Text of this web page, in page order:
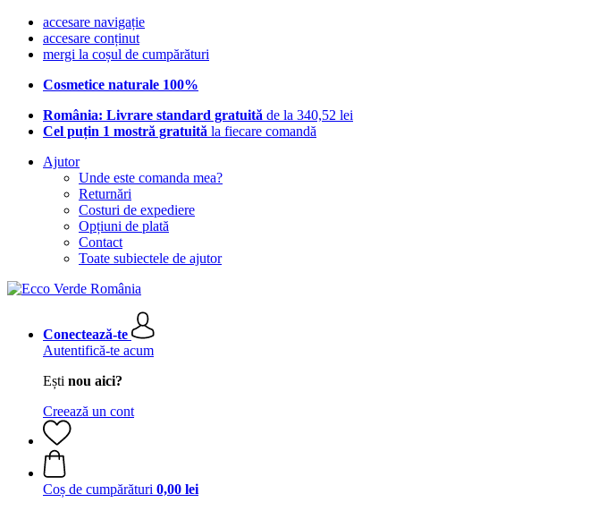
accesare navigație
accesare conținut
mergi la coșul de cumpărături
Cosmetice naturale 100%
România: Livrare standard gratuită de la 340,52 lei
Cel puțin 1 mostră gratuită la fiecare comandă
Ajutor
Unde este comanda mea?
Returnări
Costuri de expediere
Opțiuni de plată
Contact
Toate subiectele de ajutor
Conectează-te
Autentifică-te acum
Ești nou aici?
Creează un cont
Coș de cumpărături 0,00 lei